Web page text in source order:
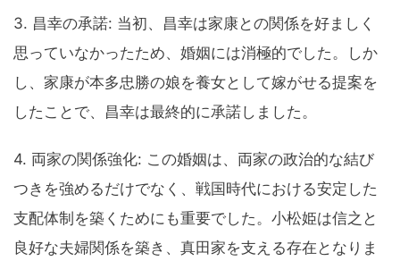
3. 昌幸の承諾: 当初、昌幸は家康との関係を好ましく
思っていなかったため、婚姻には消極的でした。しか
し、家康が本多忠勝の娘を養女として嫁がせる提案を
したことで、昌幸は最終的に承諾しました。
4. 両家の関係強化: この婚姻は、両家の政治的な結び
つきを強めるだけでなく、戦国時代における安定した
支配体制を築くためにも重要でした。小松姫は信之と
良好な夫婦関係を築き、真田家を支える存在となりま